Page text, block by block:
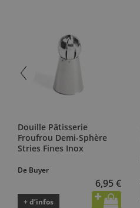
Douille Pâtisserie
Froufrou Demi-Sphère
Stries Fines Inox
De Buyer
6,95 €
+ d’infos